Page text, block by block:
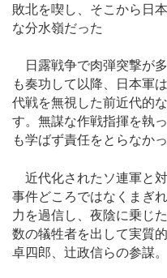
敗北を喫し、そこから日
な分水嶺だった
日露戦争で肉弾突撃が
も奏功して以降、日本軍
代戦を無視した前近代的
す。無謀な作戦指揮を執
も学ばず責任をとらなかっ
近代化されたソ連軍と
事件どころではなくまぎ
力を過信し、夜陰に乗じ
数の犠牲者を出して実質
卓四郎、辻政信らの参謀。